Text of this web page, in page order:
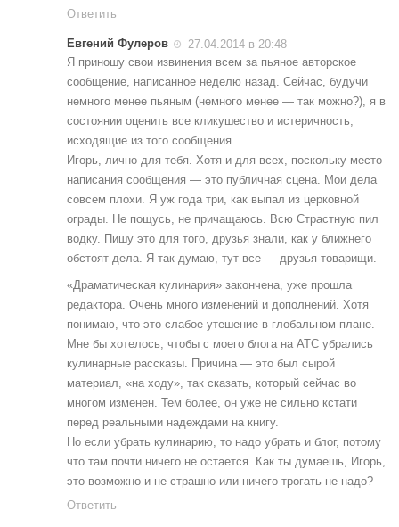
Ответить
Евгений Фулеров
27.04.2014 в 20:48
Я приношу свои извинения всем за пьяное авторское
сообщение, написанное неделю назад. Сейчас, будучи
немного менее пьяным (немного менее — так можно?), я в
состоянии оценить все кликушество и истеричность,
исходящие из того сообщения.
Игорь, лично для тебя. Хотя и для всех, поскольку место
написания сообщения — это публичная сцена. Мои дела
совсем плохи. Я уж года три, как выпал из церковной
ограды. Не пощусь, не причащаюсь. Всю Страстную пил
водку. Пишу это для того, друзья знали, как у ближнего
обстоят дела. Я так думаю, тут все — друзья-товарищи.
«Драматическая кулинария» закончена, уже прошла
редактора. Очень много изменений и дополнений. Хотя
понимаю, что это слабое утешение в глобальном плане.
Мне бы хотелось, чтобы с моего блога на АТС убрались
кулинарные рассказы. Причина — это был сырой
материал, «на ходу», так сказать, который сейчас во
многом изменен. Тем более, он уже не сильно кстати
перед реальными надеждами на книгу.
Но если убрать кулинарию, то надо убрать и блог, потому
что там почти ничего не остается. Как ты думаешь, Игорь,
это возможно и не страшно или ничего трогать не надо?
Ответить